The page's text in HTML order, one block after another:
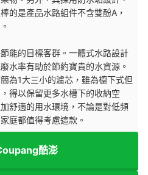
的是產品水路組件不含雙酚A，
能的目標客群。一體式水路設計
水率有助於節約寶貴的水資源。
為1大三小的濾芯，雖為櫥下式但
得以保留更多水槽下的收納空
舒適的用水環境，不論是對低頻
庭都值得考慮這款。
酷澎